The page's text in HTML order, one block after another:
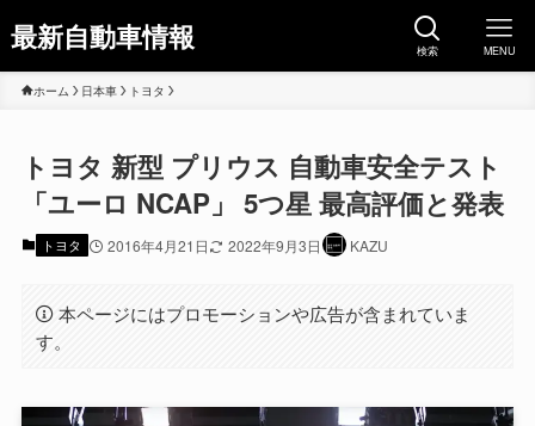
最新自動車情報 検索 MENU
ホーム 日本車 トヨタ
トヨタ 新型 プリウス 自動車安全テスト
「ユーロ NCAP」 5つ星 最高評価と発表
トヨタ 2016年4月21日 2022年9月3日 KAZU
本ページにはプロモーションや広告が含まれていま
す。